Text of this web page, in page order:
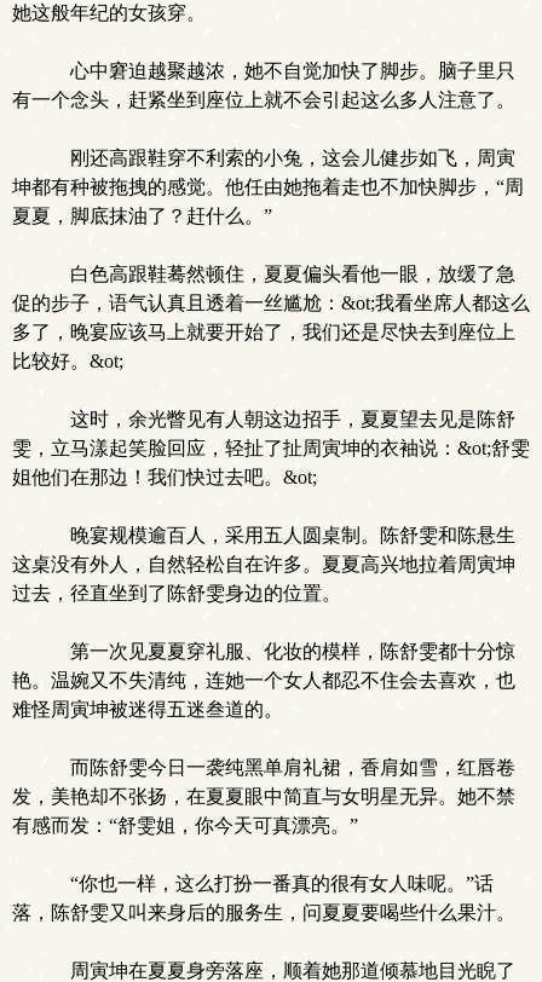
她这般年纪的女孩穿。
心中窘迫越聚越浓，她不自觉加快了脚步。脑子里只
有一个念头，赶紧坐到座位上就不会引起这么多人注意了。
刚还高跟鞋穿不利索的小兔，这会儿健步如飞，周寅
坤都有种被拖拽的感觉。他任由她拖着走也不加快脚步，“周
夏夏，脚底抹油了？赶什么。”
白色高跟鞋蓦然顿住，夏夏偏头看他一眼，放缓了急
促的步子，语气认真且透着一丝尴尬：&ot;我看坐席人都这么
多了，晚宴应该马上就要开始了，我们还是尽快去到座位上
比较好。&ot;
这时，余光瞥见有人朝这边招手，夏夏望去见是陈舒
雯，立马漾起笑脸回应，轻扯了扯周寅坤的衣袖说：&ot;舒雯
姐他们在那边！我们快过去吧。&ot;
晚宴规模逾百人，采用五人圆桌制。陈舒雯和陈悬生
这桌没有外人，自然轻松自在许多。夏夏高兴地拉着周寅坤
过去，径直坐到了陈舒雯身边的位置。
第一次见夏夏穿礼服、化妆的模样，陈舒雯都十分惊
艳。温婉又不失清纯，连她一个女人都忍不住会去喜欢，也
难怪周寅坤被迷得五迷叁道的。
而陈舒雯今日一袭纯黑单肩礼裙，香肩如雪，红唇卷
发，美艳却不张扬，在夏夏眼中简直与女明星无异。她不禁
有感而发：“舒雯姐，你今天可真漂亮。”
“你也一样，这么打扮一番真的很有女人味呢。”话
落，陈舒雯又叫来身后的服务生，问夏夏要喝些什么果汁。
周寅坤在夏夏身旁落座，顺着她那道倾慕地目光睨了